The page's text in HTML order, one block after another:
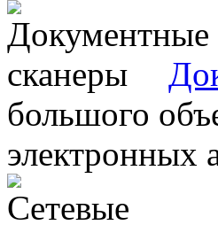
большого
электронных